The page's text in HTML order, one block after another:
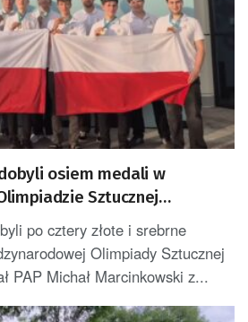
osiem medali w
Sztucznej
po cztery złote i srebrne
Olimpiady Sztucznej
PAP Michał Marcinkowski z...